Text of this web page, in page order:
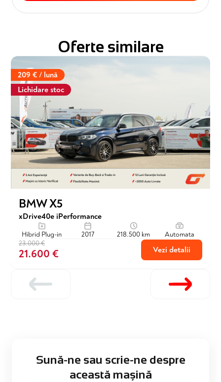
Oferte similare
Lichidare stoc
209 € / lună
BMW X5
xDrive40e iPerformance
Hibrid Plug-in 2017 218.500 km
Automata
23.000 €
21.600 € Vezi detalii
Sună-ne sau scrie-ne despre
această mașină